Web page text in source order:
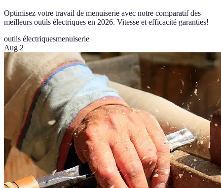
Optimisez votre travail de menuiserie avec notre comparatif des
meilleurs outils électriques en 2026. Vitesse et efficacité garanties!
outils électriquesmenuiserie
Aug 2